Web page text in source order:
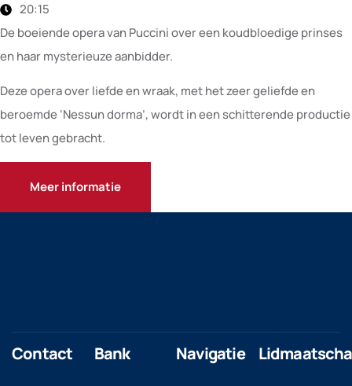
20:15
De boeiende opera van Puccini over een koudbloedige prinses
en haar mysterieuze aanbidder.
Deze opera over liefde en wraak, met het zeer geliefde en
beroemde ‘Nessun dorma’, wordt in een schitterende productie
tot leven gebracht.
Meer informatie
Contact Bank Navigatie